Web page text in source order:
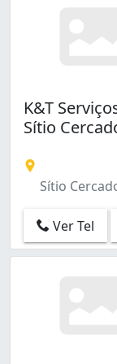
K&T
Sítio
Sítio
Ver Tel